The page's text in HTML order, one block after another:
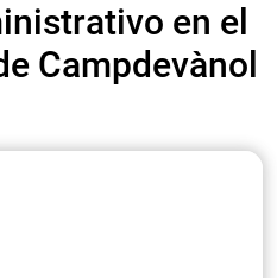
en el
Campdevànol